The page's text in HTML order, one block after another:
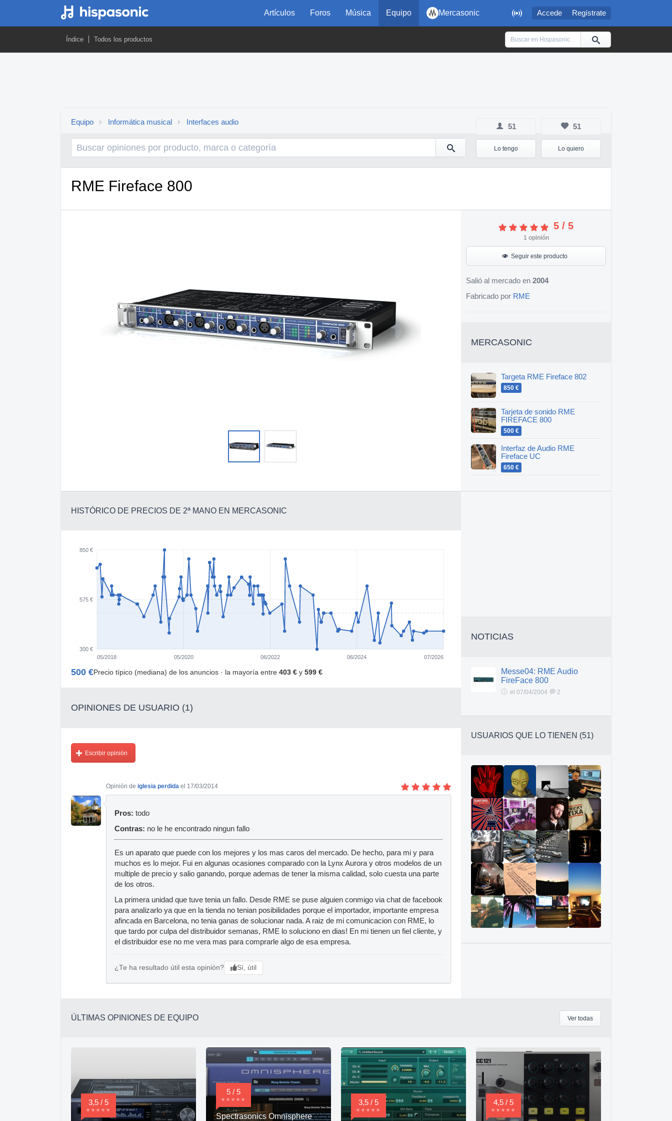
 Accede Regístrate
Artículos Foros Música Equipo Mercasonic
Índice Todos los productos
51
Lo tengo
51
Lo quiero
Equipo Informática musical Interfaces audio
RME Fireface 800
5 / 5
1opinión
Seguir este producto
Salió al mercado en 2004
Fabricado por RME
MERCASONIC
Targeta RME Fireface 802
850 €
Tarjeta de sonido RME
FIREFACE 800
500 €
Interfaz de Audio RME
Fireface UC
650 €
HISTÓRICO DE PRECIOS DE 2ª MANO EN MERCASONIC
300 €
575 €
850 €
05/2018 05/2020 06/2022 06/2024 07/2026
500 €Precio típico (mediana) de los anuncios · la mayoría entre 403 € y 599 €
OPINIONES DE USUARIO (1)
Escribir opinión
Opinión de iglesia perdida el 17/03/2014
Pros: todo
Contras: no le he encontrado ningun fallo
Es un aparato que puede con los mejores y los mas caros del mercado. De hecho, para mi y para
muchos es lo mejor. Fui en algunas ocasiones comparado con la Lynx Aurora y otros modelos de un
multiple de precio y salio ganando, porque ademas de tener la misma calidad, solo cuesta una parte
de los otros.
La primera unidad que tuve tenia un fallo. Desde RME se puse alguien conmigo via chat de facebook
para analizarlo ya que en la tienda no tenian posibilidades porque el importador, importante empresa
afincada en Barcelona, no tenia ganas de solucionar nada. A raiz de mi comunicacion con RME, lo
que tardo por culpa del distribuidor semanas, RME lo soluciono en dias! En mi tienen un fiel cliente, y
el distribuidor ese no me vera mas para comprarle algo de esa empresa.
¿Te ha resultado útil esta opinión? Sí, útil
NOTICIAS
Messe04: RME Audio
FireFace 800
el 07/04/2004 2
USUARIOS QUE LO TIENEN (51)
ÚLTIMAS OPINIONES DE EQUIPO Ver todas
3,5 / 5
5 / 5
Spectrasonics Omnisphere
3,5 / 5 4,5 / 5